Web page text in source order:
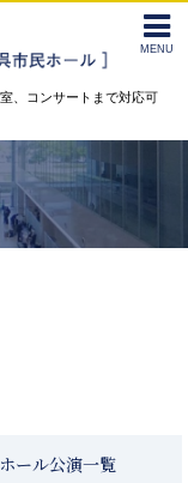
、コンサートまで対応可
ホール公演一覧
MENU